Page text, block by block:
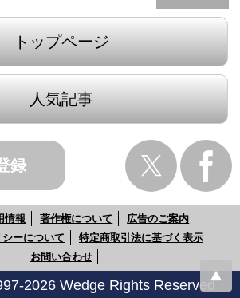
トップページ
人気記事
録
情報 著作権について
広告のご案内
ーについて
特定商取引法に基づく表示
お問い合わせ
2026 Wedge Rights Reserved